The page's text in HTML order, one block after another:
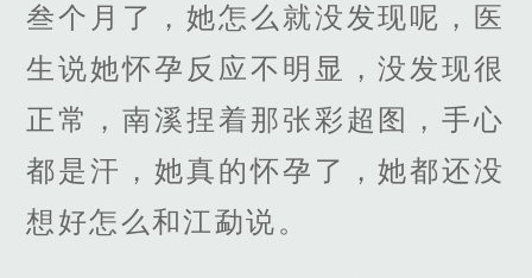
叁个月了，她怎么就没发现呢，医
生说她怀孕反应不明显，没发现很
正常，南溪捏着那张彩超图，手心
都是汗，她真的怀孕了，她都还没
想好怎么和江勐说。